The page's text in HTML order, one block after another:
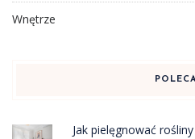
Wnętrze
Jak pielęgnować